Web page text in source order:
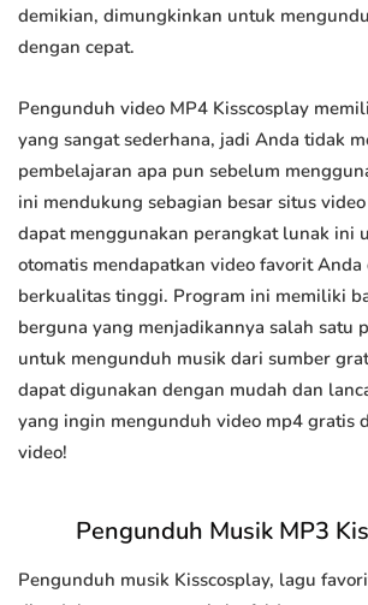
demikian, dimungkinkan untuk
dengan cepat.
Pengunduh video MP4 Kisscosplay
yang sangat sederhana, jadi Anda tidak
pembelajaran apa pun sebelum
ini mendukung sebagian besar situs
dapat menggunakan perangkat lunak ini
otomatis mendapatkan video favorit
berkualitas tinggi. Program ini memiliki
berguna yang menjadikannya salah satu
untuk mengunduh musik dari sumber
dapat digunakan dengan mudah dan
yang ingin mengunduh video mp4 gratis
video!
Pengunduh Musik MP3
Pengunduh musik Kisscosplay, lagu